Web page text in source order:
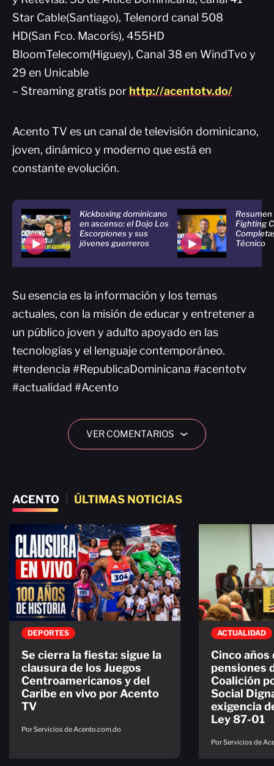
Star Cable(Santiago), Telenord canal 508
HD(San Fco. Macorís), 455HD
BloomTelecom(Higuey), Canal 38 en WindTvo y
29 en Unicable
– Streaming gratis por http://acentotv.do/
Acento TV es un canal de televisión dominicano,
joven, dinámico y moderno que está en
constante evolución.
Kickboxing dominicano
en ascenso: el Dojo Los
Escorpiones y sus
jóvenes guerreros
Fighting
Técnico
Su esencia es la información y los temas
actuales, con la misión de educar y entretener a
un público joven y adulto apoyado en las
tecnologías y el lenguaje contemporáneo.
#tendencia #RepublicaDominicana #acentotv
#actualidad #Acento
VER COMENTARIOS ›
ACENTO ÚLTIMAS NOTICIAS
DEPORTES
Se cierra la fiesta: sigue la
clausura de los Juegos
Centroamericanos y del
Caribe en vivo por Acento
TV
Por Servicios de Acento.com.do
ACTUALIDAD
Cinco años
pensiones
Coalición
Social
exigencia
Ley 87-01
Por Servicios de